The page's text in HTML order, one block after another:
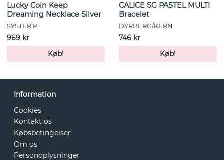
Lucky Coin Keep
Dreaming Necklace Silver
SYSTER P
969 kr
Køb!
CALICE SG PASTEL MULTI
Bracelet
DYRBERG/KERN
746 kr
Køb!
Information
Cookies
Kontakt os
Købsbetingelser
Om os
Personoplysninger